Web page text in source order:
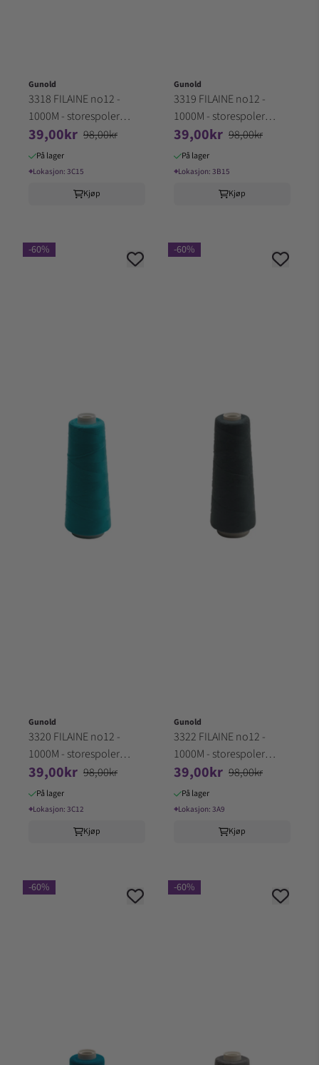
Gunold
3318 FILAINE no12 -
1000M - storespoler
100% Akryl (3C15)
39,00kr 98,00kr
På lager
⌖Lokasjon: 3C15
Kjøp
Gunold
3319 FILAINE no12 -
1000M - storespoler
100% Akryl (3B15)
39,00kr 98,00kr
På lager
⌖Lokasjon: 3B15
Kjøp
-60%
Gunold
3320 FILAINE no12 -
1000M - storespoler
100% Akryl (3C12)
39,00kr 98,00kr
På lager
⌖Lokasjon: 3C12
Kjøp
-60%
Gunold
3322 FILAINE no12 -
1000M - storespoler
100% Akryl (3A9)
39,00kr 98,00kr
På lager
⌖Lokasjon: 3A9
Kjøp
-60% -60%